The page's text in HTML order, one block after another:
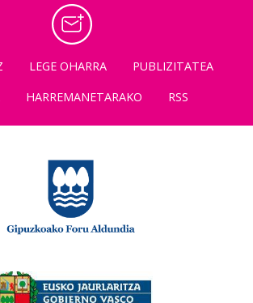
LEGE OHARRA
PUBLIZITATEA
HARREMANETARAKO RSS